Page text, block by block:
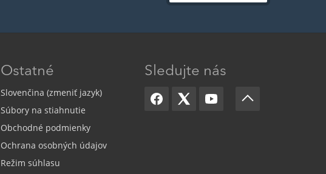
Ostatné
Slovenčina (zmeniť jazyk)
Súbory na stiahnutie
Obchodné podmienky
Ochrana osobných údajov
Režim súhlasu
Sledujte nás